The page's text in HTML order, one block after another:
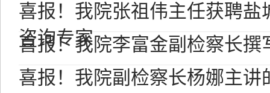
喜报！我院张祖伟主任获聘盐
咨询专家
喜报！我院李富金副检察长撰
喜报！我院副检察长杨娜主讲